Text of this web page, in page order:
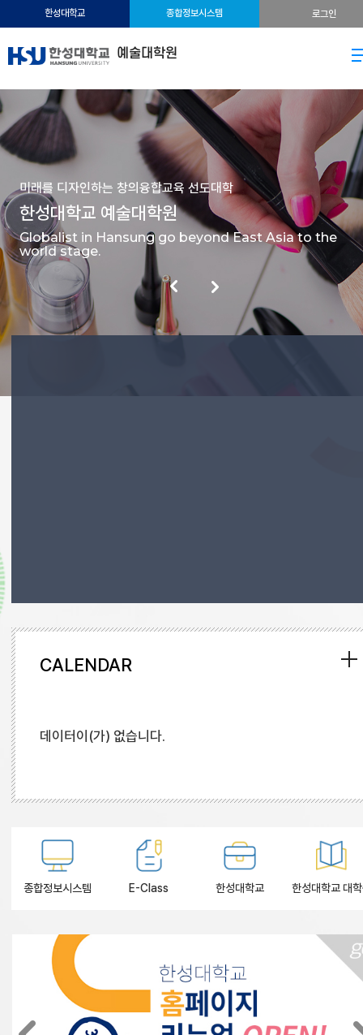
한성대학교 종합정보시스템 로그인
예술대학원
미래를 디자인하는 창의융합교육 선도대학
한성대학교 예술대학원
Globalist in Hansung go beyond East Asia to the
world stage.
CALENDAR
데이터이(가) 없습니다.
종합정보시스템 E-Class 한성대학교 한성대학교 대